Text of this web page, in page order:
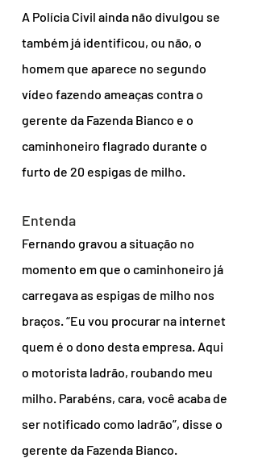
A Polícia Civil ainda não divulgou se
também já identificou, ou não, o
homem que aparece no segundo
vídeo fazendo ameaças contra o
gerente da Fazenda Bianco e o
caminhoneiro flagrado durante o
furto de 20 espigas de milho.
Entenda
Fernando gravou a situação no
momento em que o caminhoneiro já
carregava as espigas de milho nos
braços. “Eu vou procurar na internet
quem é o dono desta empresa. Aqui
o motorista ladrão, roubando meu
milho. Parabéns, cara, você acaba de
ser notificado como ladrão”, disse o
gerente da Fazenda Bianco.